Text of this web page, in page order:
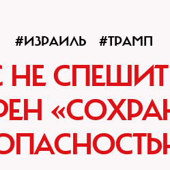
#ИЗРАИЛЬ #ТРАМП
НЕ